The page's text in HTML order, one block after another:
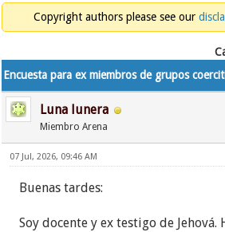
Copyright authors please see our
Encuesta para ex miembros de grupos
Luna lunera
Miembro Arena
07 Jul, 2026, 09:46 AM
Buenas tardes:
Soy docente y ex testigo de